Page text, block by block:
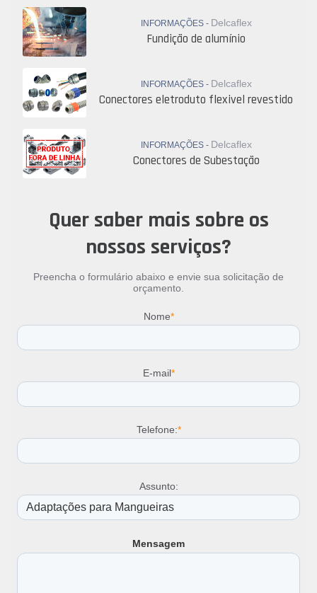
INFORMAÇÕES - Delcaflex
Fundição de alumínio
INFORMAÇÕES - Delcaflex
Conectores eletroduto flexivel revestido
INFORMAÇÕES - Delcaflex
Conectores de Subestação
Quer saber mais sobre os
nossos serviços?
Preencha o formulário abaixo e envie sua solicitação de
orçamento.
Nome*
E-mail*
Telefone:*
Assunto:
Mensagem